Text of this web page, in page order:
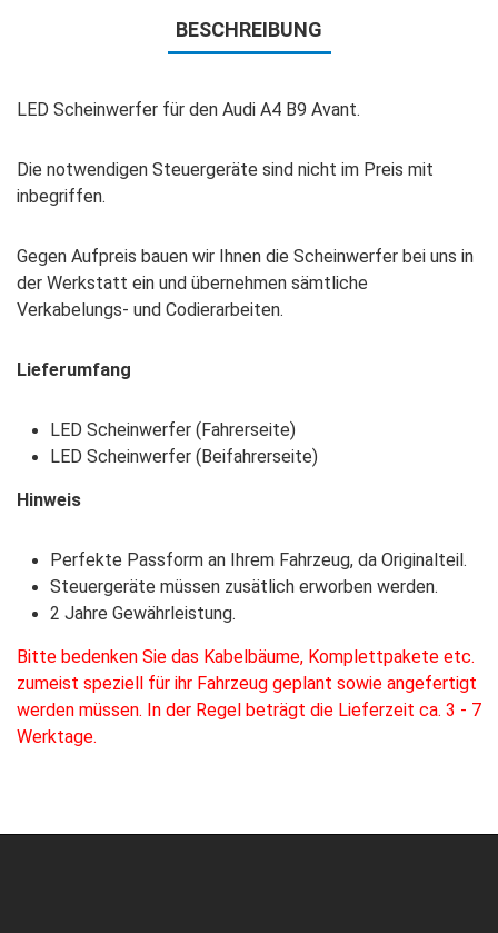
BESCHREIBUNG
LED Scheinwerfer für den Audi A4 B9 Avant.
Die notwendigen Steuergeräte sind nicht im Preis mit
inbegriffen.
Gegen Aufpreis bauen wir Ihnen die Scheinwerfer bei uns in
der Werkstatt ein und übernehmen sämtliche
Verkabelungs- und Codierarbeiten.
Lieferumfang
LED Scheinwerfer (Fahrerseite)
LED Scheinwerfer (Beifahrerseite)
Hinweis
Perfekte Passform an Ihrem Fahrzeug, da Originalteil.
Steuergeräte müssen zusätlich erworben werden.
2 Jahre Gewährleistung.
Bitte bedenken Sie das Kabelbäume, Komplettpakete etc.
zumeist speziell für ihr Fahrzeug geplant sowie angefertigt
werden müssen. In der Regel beträgt die Lieferzeit ca. 3 - 7
Werktage.